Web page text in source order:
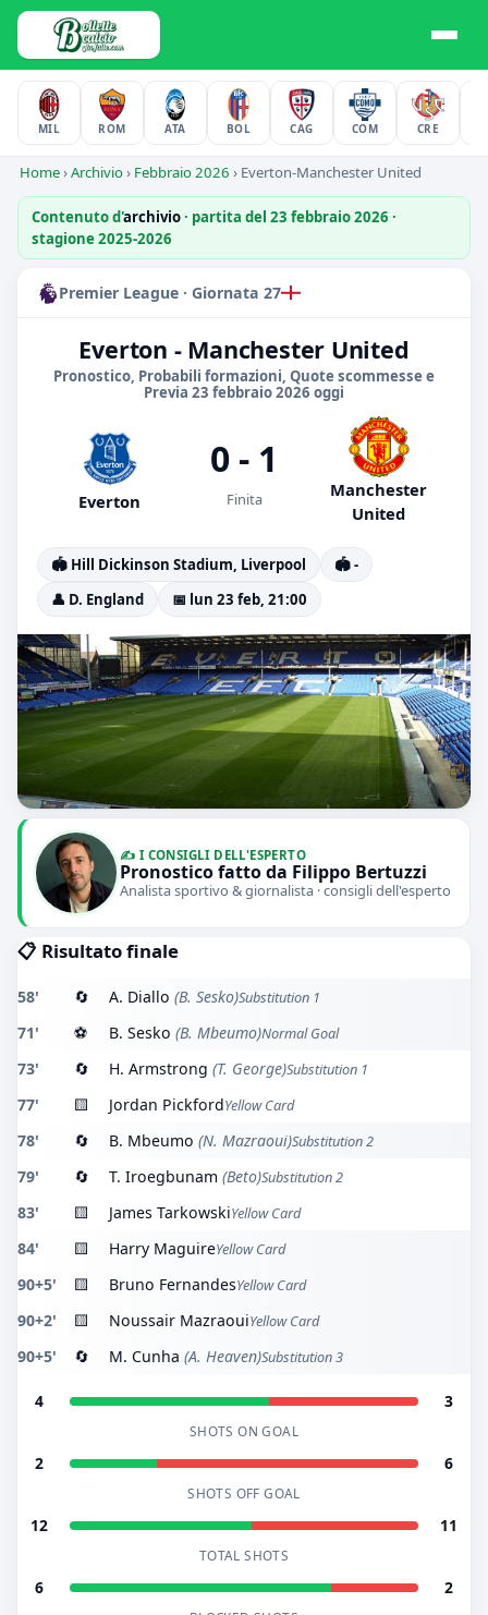
MIL ROM ATA BOL CAG COM CRE
Home›Archivio› Febbraio 2026 › Everton-Manchester United
Contenuto d'archivio· partita del 23 febbraio 2026 ·
stagione 2025-2026
Premier League · Giornata 27
Everton - Manchester United
Pronostico, Probabili formazioni, Quote scommesse e
Previa 23 febbraio 2026 oggi
Everton
0 - 1
Finita
Manchester
United
🏟️ Hill Dickinson Stadium, Liverpool
🏟️ -
👤 D. England
📅 lun 23 feb, 21:00
✍️ I CONSIGLI DELL'ESPERTO
Pronostico fatto da Filippo Bertuzzi
Analista sportivo & giornalista · consigli dell'esperto
📋 Risultato finale
58' 🔄 A. Diallo (B. Sesko)Substitution 1
71' ⚽ B. Sesko (B. Mbeumo)Normal Goal
73' 🔄 H. Armstrong (T. George)Substitution 1
77' 🟨 Jordan PickfordYellow Card
78' 🔄 B. Mbeumo (N. Mazraoui)Substitution 2
79' 🔄 T. Iroegbunam (Beto)Substitution 2
83' 🟨 James TarkowskiYellow Card
84' 🟨 Harry MaguireYellow Card
90+5' 🟨 Bruno FernandesYellow Card
90+2' 🟨 Noussair MazraouiYellow Card
90+5' 🔄 M. Cunha (A. Heaven)Substitution 3
4 3
SHOTS ON GOAL
2 6
SHOTS OFF GOAL
12 11
TOTAL SHOTS
6 2